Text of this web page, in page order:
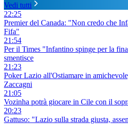
Vedi tutti
22:25
Premier del Canada: "Non credo che
Fifa"
21:54
Per il Times "Infantino spinge per la
smentisce
21:23
Poker Lazio all'Ostiamare in
Zaccagni
21:05
Vozinha potrà giocare in Cile con il
20:23
Gattuso: "Lazio sulla strada giusta,